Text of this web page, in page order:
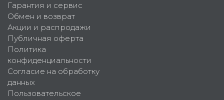
Гарантия и сервис
Обмен и возврат
Акции и распродажи
Публичная оферта
Политика
конфиденциальности
Согласие на обработку
данных
Пользовательское